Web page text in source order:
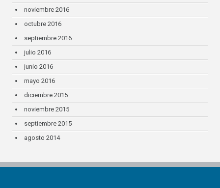
noviembre 2016
octubre 2016
septiembre 2016
julio 2016
junio 2016
mayo 2016
diciembre 2015
noviembre 2015
septiembre 2015
agosto 2014